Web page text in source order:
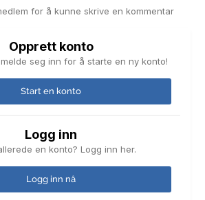
for å kunne skrive en kommentar
Opprett konto
seg inn for å starte en ny konto!
Start en konto
Logg inn
en konto? Logg inn her.
Logg inn nå